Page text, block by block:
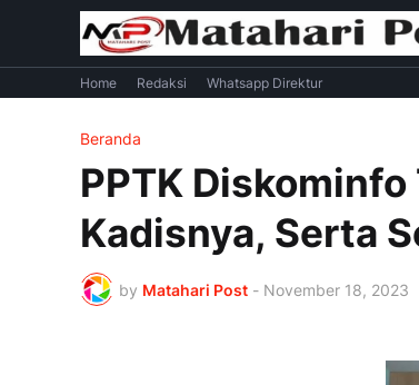
Home Redaksi Whatsapp Direktur
Beranda
PPTK
Kadisnya, Serta
by Matahari Post - November 18, 2023